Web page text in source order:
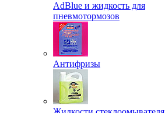
AdBlue и жидкость для
пневмотормозов
Антифризы